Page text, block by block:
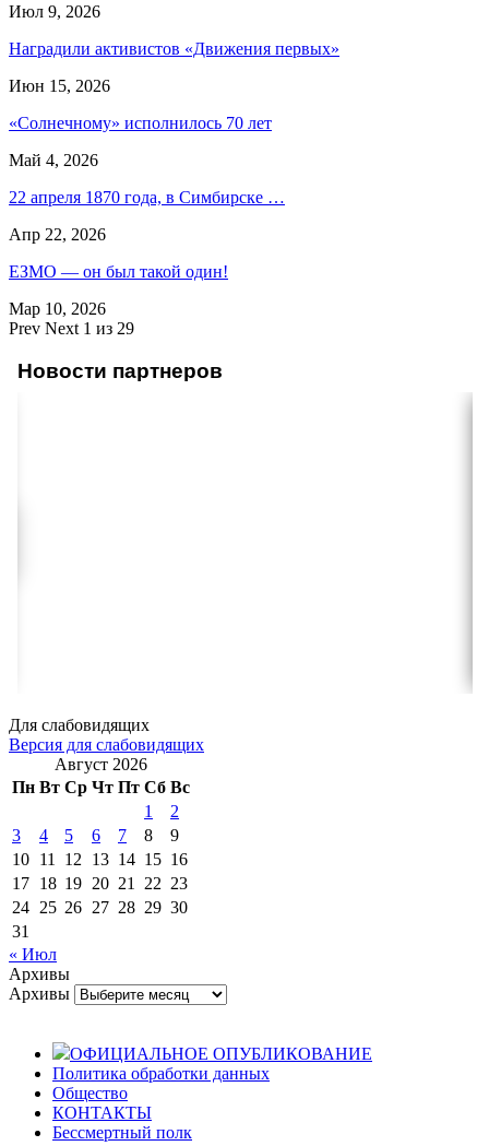
Июл 9, 2026
Наградили активистов «Движения первых»
Июн 15, 2026
«Солнечному» исполнилось 70 лет
Май 4, 2026
22 апреля 1870 года, в Симбирске …
Апр 22, 2026
ЕЗМО — он был такой один!
Мар 10, 2026
Prev Next 1 из 29
Новости партнеров
Для слабовидящих
Версия для слабовидящих
Август 2026
Пн Вт Ср Чт Пт Сб Вс
1
2
3
4 5 6 7 8
9
10 11 12 13 14 15 16
17 18 19 20 21 22 23
24 25 26 27 28 29 30
31
« Июл
Архивы
Архивы
ОФИЦИАЛЬНОЕ ОПУБЛИКОВАНИЕ
Политика обработки данных
Общество
КОНТАКТЫ
Бессмертный полк